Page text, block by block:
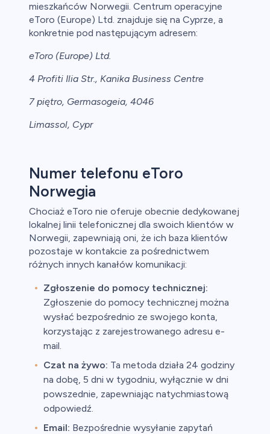
mieszkańców Norwegii. Centrum operacyjne
eToro (Europe) Ltd. znajduje się na Cyprze, a
konkretnie pod następującym adresem:
eToro (Europe) Ltd.
4 Profiti Ilia Str., Kanika Business Centre
7 piętro, Germasogeia, 4046
Limassol, Cypr
Numer telefonu eToro
Norwegia
Chociaż eToro nie oferuje obecnie dedykowanej
lokalnej linii telefonicznej dla swoich klientów w
Norwegii, zapewniają oni, że ich baza klientów
pozostaje w kontakcie za pośrednictwem
różnych innych kanałów komunikacji:
Zgłoszenie do pomocy technicznej:
Zgłoszenie do pomocy technicznej można
wysłać bezpośrednio ze swojego konta,
korzystając z zarejestrowanego adresu e-
mail.
Czat na żywo: Ta metoda działa 24 godziny
na dobę, 5 dni w tygodniu, wyłącznie w dni
powszednie, zapewniając natychmiastową
odpowiedź.
Email: Bezpośrednie wysyłanie zapytań